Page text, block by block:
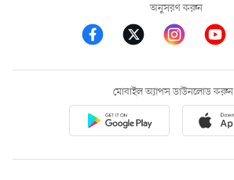
অনুসরণ করুন
মোবাইল অ্যাপস ডাউনলোড করুন